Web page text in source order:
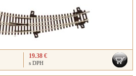
19.38 €
s DPH